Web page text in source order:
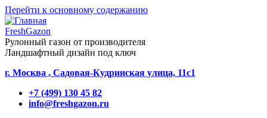
Перейти к основному содержанию
FreshGazon
Рулонный газон от производителя
Ландшафтный дизайн под ключ
г. Москва , Садовая-Кудринская улица, 11с1
+7 (499) 130 45 82
info@freshgazon.ru